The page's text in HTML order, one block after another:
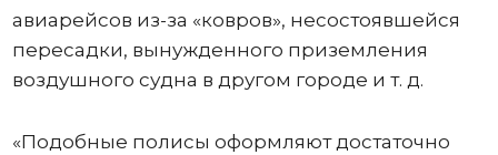
авиарейсов из-за «ковров», несостоявшейся
пересадки, вынужденного приземления
воздушного судна в другом городе и т. д.
«Подобные полисы оформляют достаточно